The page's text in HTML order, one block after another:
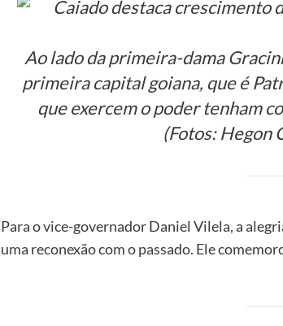
Ao lado da primeira-dama
primeira capital goiana, que é
que exercem o poder tenham
(Fotos: Hegon
Para o vice-governador Daniel Vilela, a
uma reconexão com o passado. Ele